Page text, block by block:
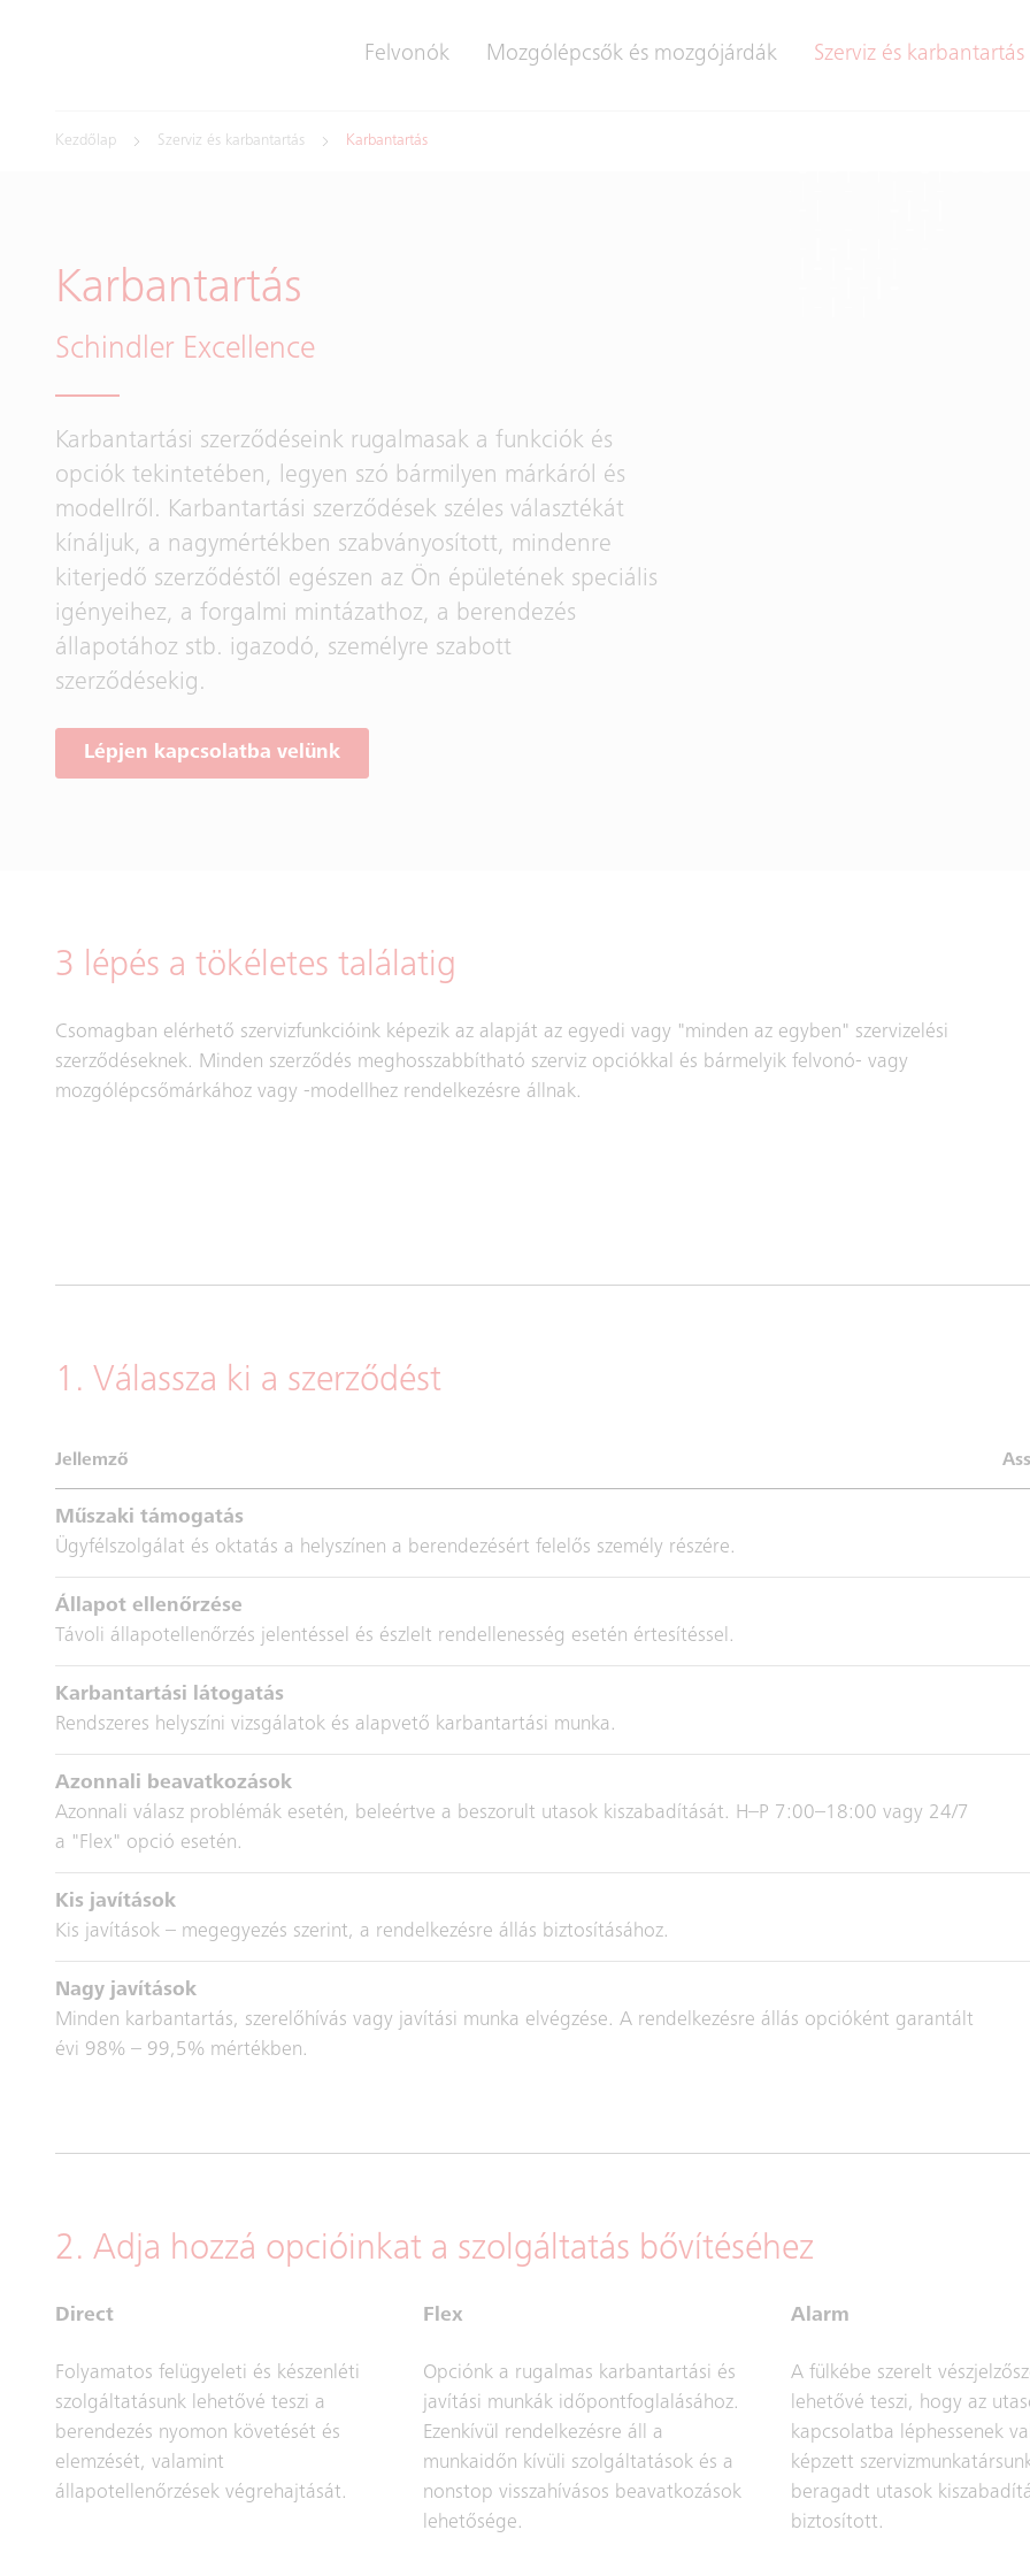
Felvonók Mozgólépcsők és mozgójárdák Szerviz és karbantartás
Kezdőlap Szerviz és karbantartás Karbantartás
Karbantartás
Schindler Excellence
Karbantartási szerződéseink rugalmasak a funkciók és
opciók tekintetében, legyen szó bármilyen márkáról és
modellről. Karbantartási szerződések széles választékát
kínáljuk, a nagymértékben szabványosított, mindenre
kiterjedő szerződéstől egészen az Ön épületének speciális
igényeihez, a forgalmi mintázathoz, a berendezés
állapotához stb. igazodó, személyre szabott
szerződésekig.
Lépjen kapcsolatba velünk
3 lépés a tökéletes találatig
Csomagban elérhető szervizfunkcióink képezik az alapját az egyedi vagy "minden az egyben" szervizelési
szerződéseknek. Minden szerződés meghosszabbítható szerviz opciókkal és bármelyik felvonó- vagy
mozgólépcsőmárkához vagy -modellhez rendelkezésre állnak.
1. Válassza ki a szerződést
Jellemző
Műszaki támogatás
Ügyfélszolgálat és oktatás a helyszínen a berendezésért felelős személy részére.
Állapot ellenőrzése
Távoli állapotellenőrzés jelentéssel és észlelt rendellenesség esetén értesítéssel.
Karbantartási látogatás
Rendszeres helyszíni vizsgálatok és alapvető karbantartási munka.
Azonnali beavatkozások
Azonnali válasz problémák esetén, beleértve a beszorult utasok kiszabadítását. H–P 7:00–18:00 vagy 24/7
a "Flex" opció esetén.
Kis javítások
Kis javítások – megegyezés szerint, a rendelkezésre állás biztosításához.
Nagy javítások
Minden karbantartás, szerelőhívás vagy javítási munka elvégzése. A rendelkezésre állás opcióként garantált
évi 98% – 99,5% mértékben.
2. Adja hozzá opcióinkat a szolgáltatás bővítéséhez
Direct
Folyamatos felügyeleti és készenléti
szolgáltatásunk lehetővé teszi a
berendezés nyomon követését és
elemzését, valamint
állapotellenőrzések végrehajtását.
Flex
Opciónk a rugalmas karbantartási és
javítási munkák időpontfoglalásához.
Ezenkívül rendelkezésre áll a
munkaidőn kívüli szolgáltatások és a
nonstop visszahívásos beavatkozások
lehetősége.
Alarm
A fülkébe szerelt
lehetővé teszi, hogy az
kapcsolatba léphessenek
képzett
beragadt utasok
biztosított.